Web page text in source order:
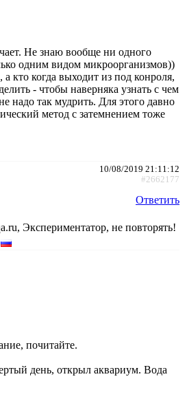
Не знаю вообще ни одного
одним видом микроорганизмов))
кто когда выходит из под конроля,
- чтобы наверняка узнать с чем
надо так мудрить. Для этого давно
метод с затемнением тоже
10/08/2019 21:11:12
#2662177
Ответить
Экспериментатор, не повторять!
почитайте.
день, открыл аквариум. Вода